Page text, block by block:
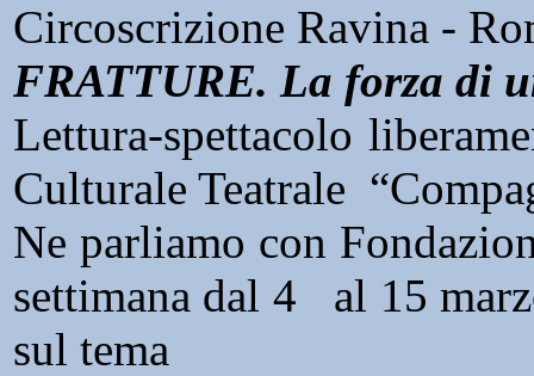
Circoscrizione Ravina -
FRATTURE. La forza di
Lettura-spettacolo
Culturale Teatrale
Ne parliamo con
settimana dal 4 al 15
sul tema